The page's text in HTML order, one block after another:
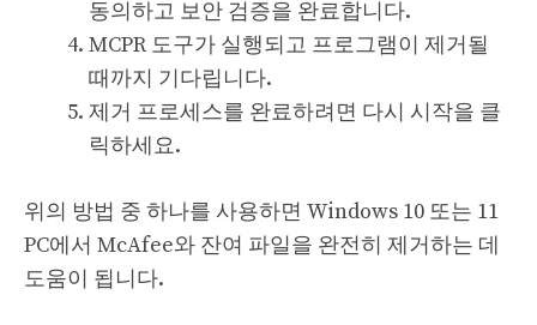
동의하고 보안 검증을 완료합니다.
MCPR 도구가 실행되고 프로그램이 제거될
때까지 기다립니다.
제거 프로세스를 완료하려면 다시 시작을 클
릭하세요.
위의 방법 중 하나를 사용하면 Windows 10 또는 11
PC에서 McAfee와 잔여 파일을 완전히 제거하는 데
도움이 됩니다.